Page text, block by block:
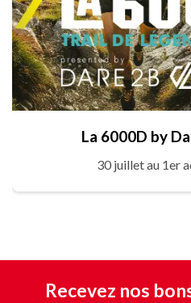
La 6000D by
30 juillet au 1er
Recevez nos